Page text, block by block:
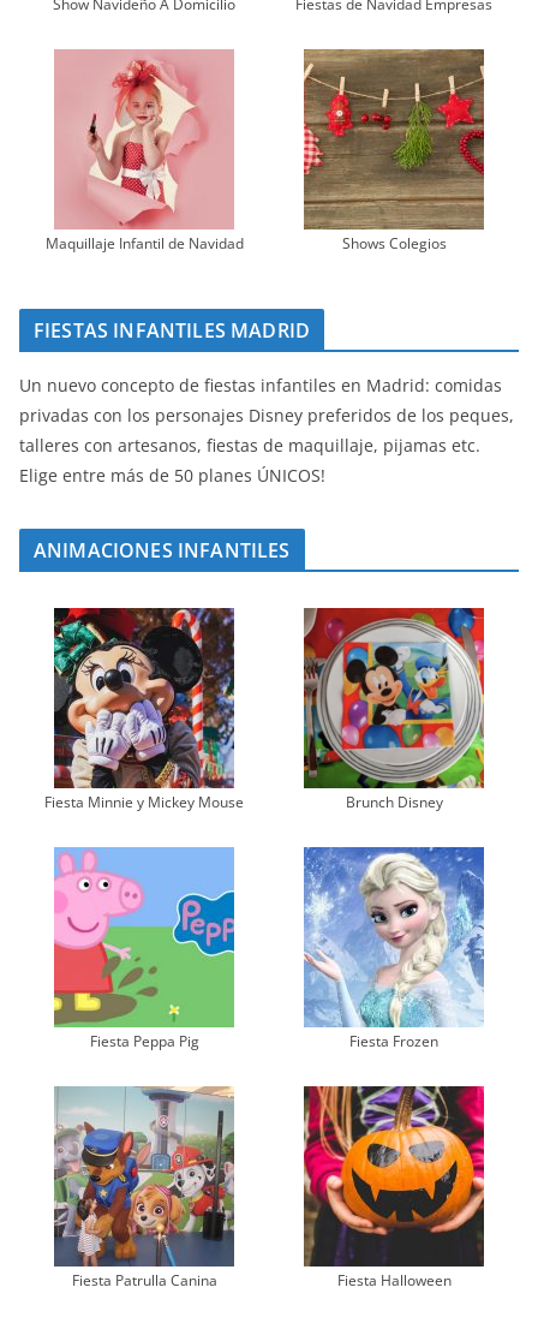
Maquillaje Infantil de Navidad Shows Colegios
FIESTAS INFANTILES MADRID
Un nuevo concepto de fiestas infantiles en Madrid: comidas
privadas con los personajes Disney preferidos de los peques,
talleres con artesanos, fiestas de maquillaje, pijamas etc.
Elige entre más de 50 planes ÚNICOS!
ANIMACIONES INFANTILES
Fiesta Minnie y Mickey Mouse Brunch Disney
Fiesta Peppa Pig Fiesta Frozen
Fiesta Patrulla Canina Fiesta Halloween